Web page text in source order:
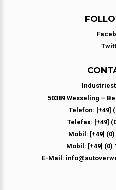
50389 Wesseling –
Telefon: [+49]
Telefax: [+49]
Mobil: [+49] (0)
Mobil: [+49] (0)
E-Mail: